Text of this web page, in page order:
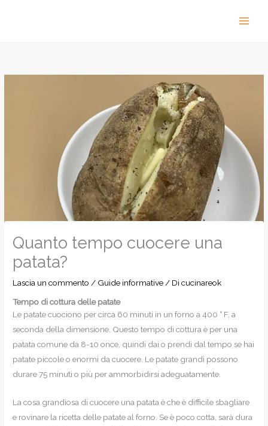
Quanto tempo cuocere una
patata?
Lascia un commento / Guide informative / Dicucinareok
Tempo di cottura delle patate
Le patate cuociono per circa 60 minuti in un forno a 400 ° F, a
seconda della dimensione. Questo tempo di cottura è per una
patata comune da 8-10 once, quindi dai o prendi dal tempo se hai
patate piccole o enormi da cuocere. Le patate grandi possono
durare 75 minuti o più per ammorbidirsi adeguatamente.
La cosa grandiosa di cuocere una patata è che è difficile sbagliare
e rovinare la ricetta delle patate al forno. Se è poco cotta, sarà dura